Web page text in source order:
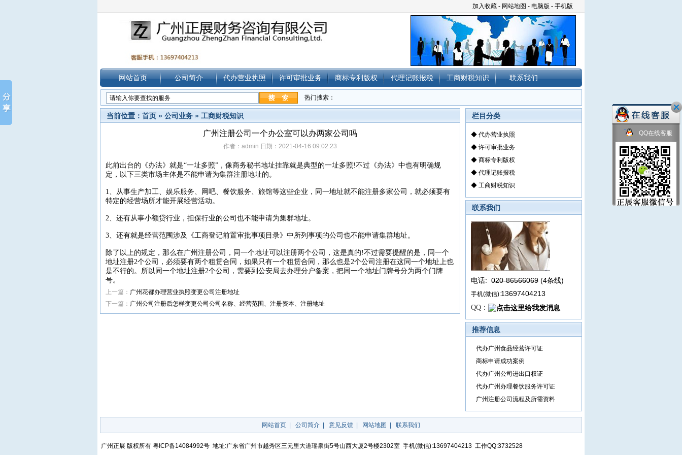
加入收藏 - 网站地图 - 电脑版 - 手机版
网站首页 公司简介 代办营业执照 许可审批业务 商标专利版权 代理记账报税 工商财税知识 联系我们
热门搜索：
当前位置： 首页 » 公司业务 » 工商财税知识
广州注册公司一个办公室可以办两家公司吗
作者：admin 日期：2021-04-16 09:02:23
此前出台的《办法》就是“一址多照”，像商务秘书地址挂靠就是典型的一址多照!不过《办法》中也有明确规
定，以下三类市场主体是不能申请为集群注册地址的。
1、从事生产加工、娱乐服务、网吧、餐饮服务、旅馆等这些企业，同一地址就不能注册多家公司，就必须要有
特定的经营场所才能开展经营活动。
2、还有从事小额贷行业，担保行业的公司也不能申请为集群地址。
3、还有就是经营范围涉及《工商登记前置审批事项目录》中所列事项的公司也不能申请集群地址。
除了以上的规定，那么在广州注册公司，同一个地址可以注册两个公司，这是真的!不过需要提醒的是，同一个
地址注册2个公司，必须要有两个租赁合同，如果只有一个租赁合同，那么也是2个公司注册在这同一个地址上也
是不行的。所以同一个地址注册2个公司，需要到公安局去办理分户备案，把同一个地址门牌号分为两个门牌
号。
上一篇： 广州花都办理营业执照变更公司注册地址
下一篇： 广州公司注册后怎样变更公司公司名称、经营范围、注册资本、注册地址
栏目分类
◆ 代办营业执照
◆ 许可审批业务
◆ 商标专利版权
◆ 代理记账报税
◆ 工商财税知识
联系我们
电话: 020-86566069 (4条线)
手机(微信):13697404213
QQ：
推荐信息
代办广州食品经营许可证
商标申请成功案例
代办广州公司进出口权证
代办广州办理餐饮服务许可证
广州注册公司流程及所需资料
网站首页 | 公司简介 | 意见反馈 | 网站地图 | 联系我们
广州正展 版权所有 粤ICP备14084992号 地址:广东省广州市越秀区三元里大道瑶泉街5号山西大厦2号楼2302室 手机(微信):13697404213 工作QQ:3732528
QQ在线客服